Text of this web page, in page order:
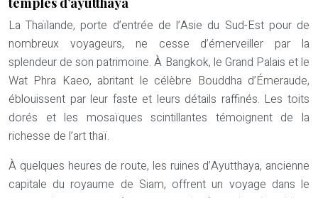
La Thaïlande, porte d’entrée de l’Asie du Sud-Est pour de
nombreux voyageurs, ne cesse d’émerveiller par la
splendeur de son patrimoine. À Bangkok, le Grand Palais et le
Wat Phra Kaeo, abritant le célèbre Bouddha d’Émeraude,
éblouissent par leur faste et leurs détails raffinés. Les toits
dorés et les mosaïques scintillantes témoignent de la
richesse de l’art thaï.
À quelques heures de route, les ruines d’Ayutthaya, ancienne
capitale du royaume de Siam, offrent un voyage dans le